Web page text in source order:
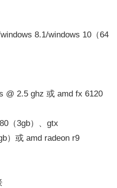
8.1/windows 10（64
@ 2.5 ghz 或 amd fx 6120
（3gb）、gtx
）或 amd radeon r9